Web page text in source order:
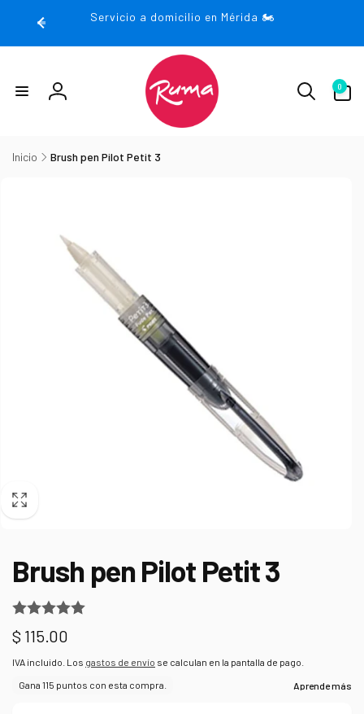
Servicio a domicilio en Mérida 🏍️
Iniciar
0
artículos
Inicio Brush pen Pilot Petit 3
Brush pen Pilot Petit 3
Precio
habitual
$ 115.00
IVA incluido. Los gastos de envío se calculan en la pantalla de pago.